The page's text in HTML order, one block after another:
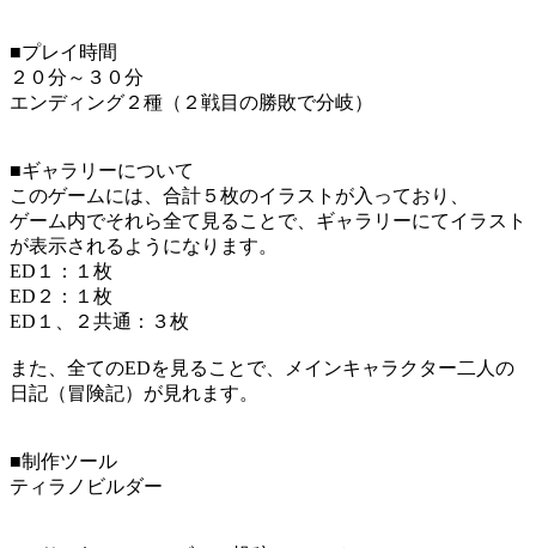
■プレイ時間
２０分～３０分
エンディング２種（２戦目の勝敗で分岐）
■ギャラリーについて
このゲームには、合計５枚のイラストが入っており、
ゲーム内でそれら全て見ることで、ギャラリーにてイラスト
が表示されるようになります。
ED１：１枚
ED２：１枚
ED１、２共通：３枚
また、全てのEDを見ることで、メインキャラクター二人の
日記（冒険記）が見れます。
■制作ツール
ティラノビルダー